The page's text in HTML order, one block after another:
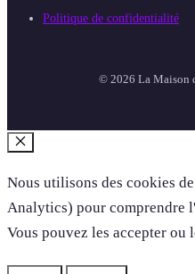
Politique de confidentialité
© 2026 La Maison
Fermer
Nous utilisons des cookies de
Analytics) pour comprendre
Vous pouvez les accepter ou